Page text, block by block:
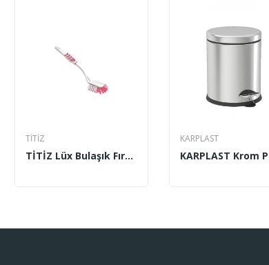
TİTİZ
TİTİZ Lüx Bulaşık Fırçası TP 109
KARPLAST